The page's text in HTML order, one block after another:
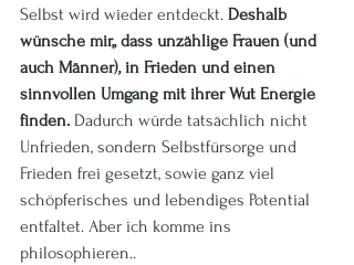
Selbst wird wieder entdeckt. Deshalb
wünsche mir,, dass unzählige Frauen (und
auch Männer), in Frieden und einen
sinnvollen Umgang mit ihrer Wut Energie
finden. Dadurch würde tatsächlich nicht
Unfrieden, sondern Selbstfürsorge und
Frieden frei gesetzt, sowie ganz viel
schöpferisches und lebendiges Potential
entfaltet. Aber ich komme ins
philosophieren..